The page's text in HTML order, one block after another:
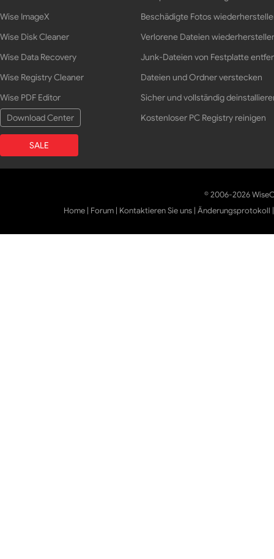
Wise ImageX
Wise Disk Cleaner
Wise Data Recovery
Wise Registry Cleaner
Wise PDF Editor
Download Center
SALE
Beschädigte Fotos
Verlorene Dateien
Junk-Dateien von Festplatte
Dateien und Ordner verstecken
Sicher und vollständig
Kostenloser PC Registry reinigen
© 2006-2026
Home | Forum | Kontaktieren Sie uns |Änderungsprotokoll